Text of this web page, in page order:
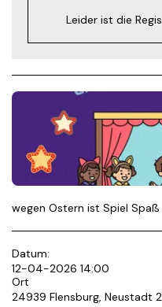
Leider ist die
wegen Ostern ist Spiel Spaß
Datum:
12-04-2026 14:00
Ort
24939 Flensburg, Neustadt